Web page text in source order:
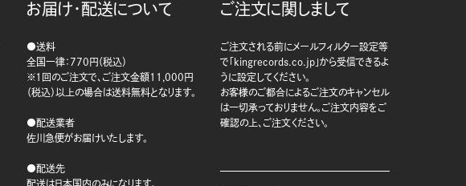
お届け・配送について
●送料
全国一律：770円（税込）
※1回のご注文で、ご注文金額11,000円
（税込）以上の場合は送料無料となります。
●配送業者
佐川急便がお届けいたします。
●配送先
配送は日本国内のみになります。
ご注文に関しまして
ご注文される前にメールフィルター設定等
で「kingrecords.co.jp」から受信できるよ
うに設定してください。
お客様のご都合によるご注文のキャンセル
は一切承っておりません。ご注文内容をご
確認の上、ご注文ください。